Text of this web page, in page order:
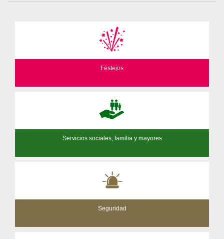
Festejos
Servicios sociales, familia y mayores
Seguridad